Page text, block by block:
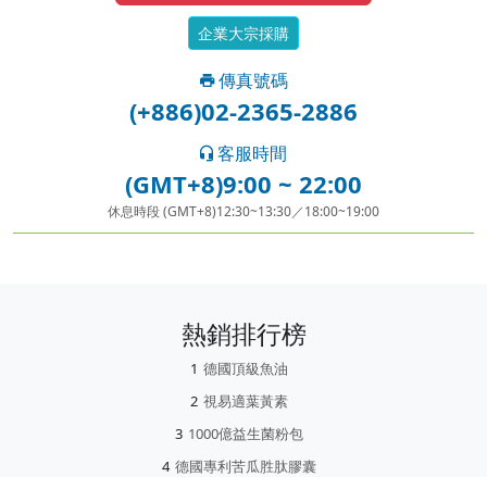
企業大宗採購
傳真號碼
(+886)02-2365-2886
客服時間
(GMT+8)9:00 ~ 22:00
休息時段 (GMT+8)12:30~13:30／18:00~19:00
熱銷排行榜
德國頂級魚油
視易適葉黃素
1000億益生菌粉包
德國專利苦瓜胜肽膠囊